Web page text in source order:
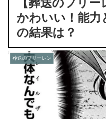
【葬送のフリ
かわいい！能力
の結果は？
葬送のフリーレン